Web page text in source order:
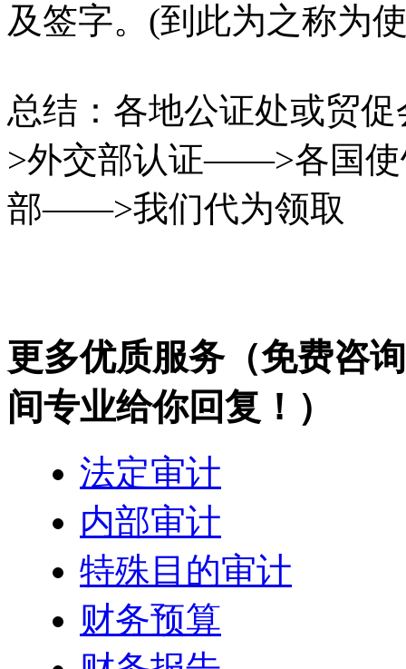
及签字。(到此为之称为
总结：各地公证处或贸
>外交部认证——>各国
部——>我们代为领取
更多优质服务（免费咨
间专业给你回复！）
法定审计
内部审计
特殊目的审计
财务预算